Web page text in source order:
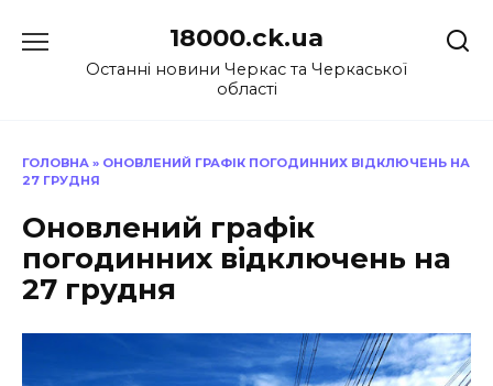
до
18000.ck.ua
Останні новини Черкас та Черкаської
області
ГОЛОВНА » ОНОВЛЕНИЙ ГРАФІК ПОГОДИННИХ ВІДКЛЮЧЕНЬ НА
27 ГРУДНЯ
Оновлений графік
погодинних відключень на
27 грудня